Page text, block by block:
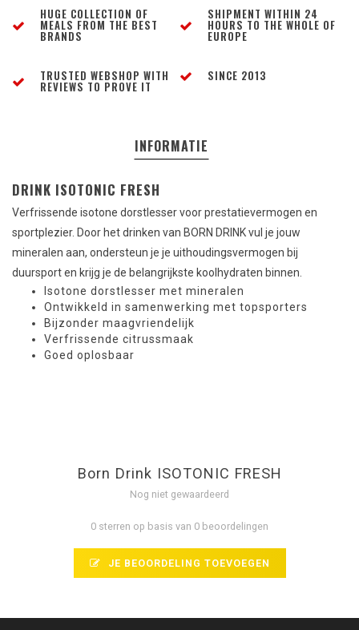
HUGE COLLECTION OF
MEALS FROM THE BEST
BRANDS
SHIPMENT WITHIN 24
HOURS TO THE WHOLE OF
EUROPE
TRUSTED WEBSHOP WITH
REVIEWS TO PROVE IT
SINCE 2013
INFORMATIE
DRINK ISOTONIC FRESH
Verfrissende isotone dorstlesser voor prestatievermogen en
sportplezier. Door het drinken van BORN DRINK vul je jouw
mineralen aan, ondersteun je je uithoudingsvermogen bij
duursport en krijg je de belangrijkste koolhydraten binnen.
Isotone dorstlesser met mineralen
Ontwikkeld in samenwerking met topsporters
Bijzonder maagvriendelijk
Verfrissende citrussmaak
Goed oplosbaar
Born Drink ISOTONIC FRESH
Nog niet gewaardeerd
0 sterren op basis van 0 beoordelingen
JE BEOORDELING TOEVOEGEN